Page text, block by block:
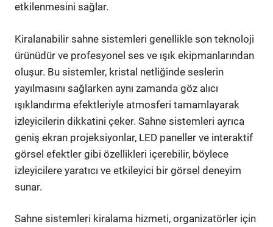
etkilenmesini sağlar.
Kiralanabilir sahne sistemleri genellikle son teknoloji
ürünüdür ve profesyonel ses ve ışık ekipmanlarından
oluşur. Bu sistemler, kristal netliğinde seslerin
yayılmasını sağlarken aynı zamanda göz alıcı
ışıklandırma efektleriyle atmosferi tamamlayarak
izleyicilerin dikkatini çeker. Sahne sistemleri ayrıca
geniş ekran projeksiyonlar, LED paneller ve interaktif
görsel efektler gibi özellikleri içerebilir, böylece
izleyicilere yaratıcı ve etkileyici bir görsel deneyim
sunar.
Sahne sistemleri kiralama hizmeti, organizatörler için